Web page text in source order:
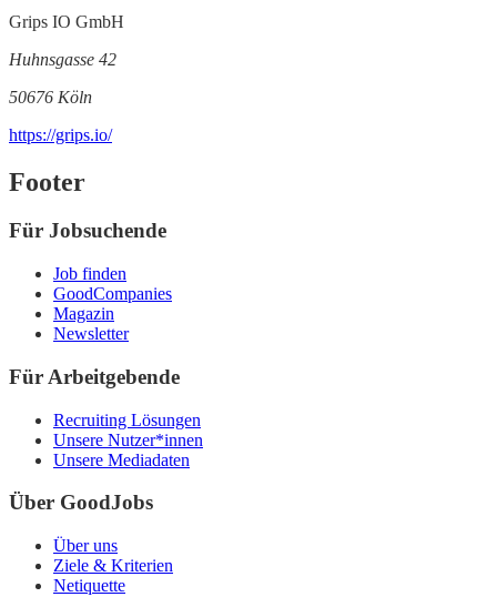
Grips IO GmbH
Huhnsgasse 42
50676 Köln
https://grips.io/
Footer
Für Jobsuchende
Job finden
GoodCompanies
Magazin
Newsletter
Für Arbeitgebende
Recruiting Lösungen
Unsere Nutzer*innen
Unsere Mediadaten
Über GoodJobs
Über uns
Ziele & Kriterien
Netiquette